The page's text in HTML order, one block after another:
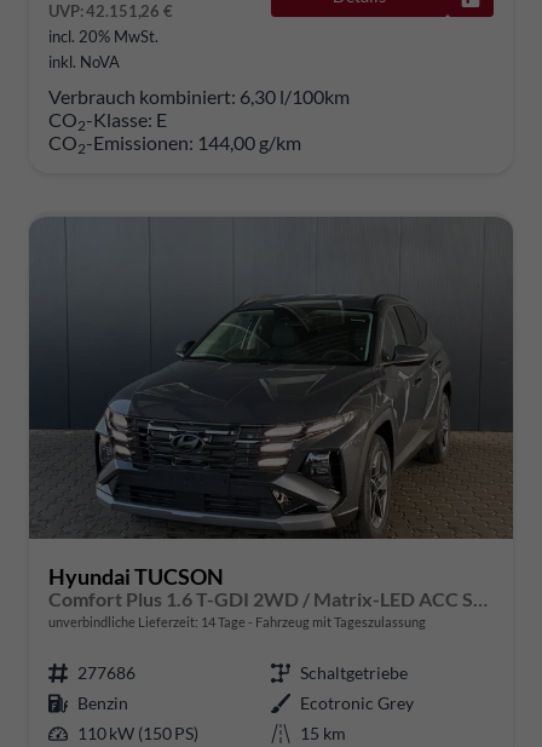
UVP:42.151,26 €
incl. 20% MwSt.
inkl. NoVA
Verbrauch kombiniert: 6,30 l/100km
CO2-Klasse: E
CO2-Emissionen: 144,00 g/km
Hyundai TUCSON
Comfort Plus 1.6 T-GDI 2WD / Matrix-LED ACC Shz vo+hi + Lenkradheizung Elek. Heck Alu 18"
unverbindliche Lieferzeit: 14 Tage Fahrzeug mit Tageszulassung
277686
Schaltgetriebe
Benzin
Ecotronic Grey
110 kW (150 PS)
15 km